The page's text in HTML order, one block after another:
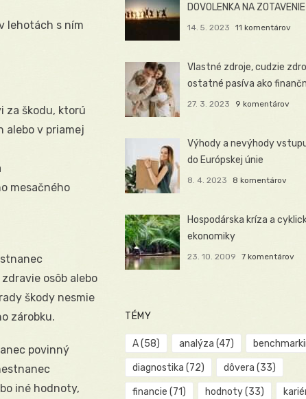
lehotách s ním
za škodu, ktorú
alebo v priamej
mesačného
osôb alebo
škody nesmie
zárobku.
povinný
iné hodnoty,
DOVOLENKA NA ZOTAVENIE
14. 5. 2023 11 komentárov
Vlastné zdroje, cudzie
ostatné pasíva ako
27. 3. 2023 9 komentárov
Výhody a nevýhody
do Európskej únie
8. 4. 2023 8 komentárov
Hospodárska kríza a
ekonomiky
23. 10. 2009 7 komentárov
TÉMY
A(58) analýza (47)
diagnostika (72) dôvera (33)
financie (71) hodnoty(33)